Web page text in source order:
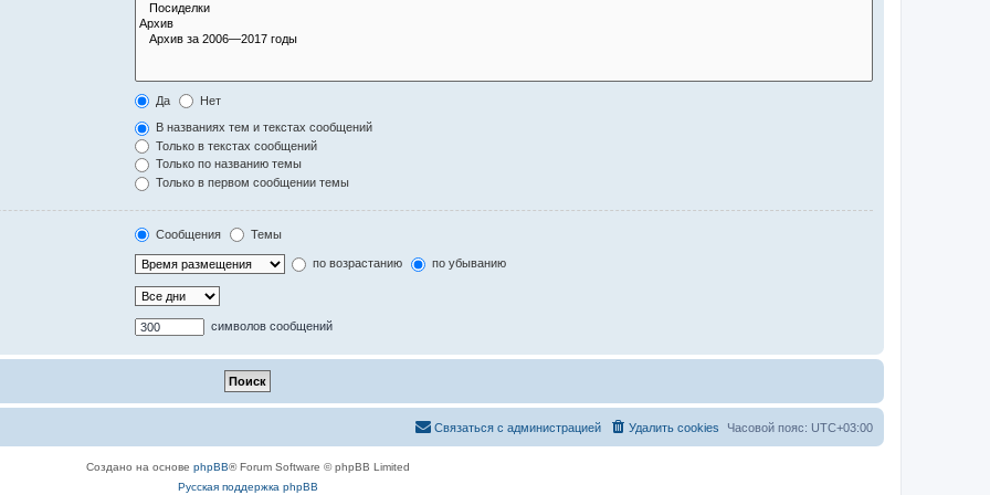
Да Нет
В названиях тем и текстах сообщений
Только в текстах сообщений
Только по названию темы
Только в первом сообщении темы
Сообщения Темы
по возрастанию по убыванию
символов сообщений
Часовой пояс: UTC+03:00
Удалить cookies
Связаться с администрацией
Создано на основе phpBB® Forum Software © phpBB Limited
Русская поддержка phpBB